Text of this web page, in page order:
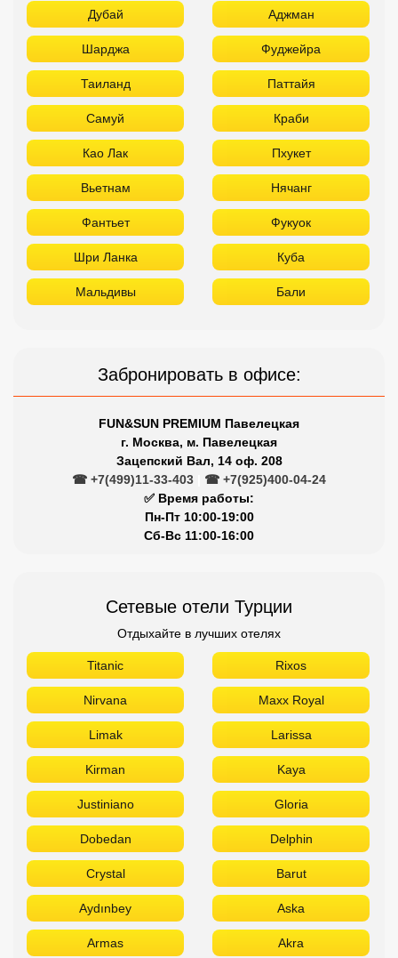
Дубай Аджман
Шарджа Фуджейра
Таиланд Паттайя
Самуй Краби
Као Лак Пхукет
Вьетнам Нячанг
Фантьет Фукуок
Шри Ланка Куба
Мальдивы Бали
Забронировать в офисе:
FUN&SUN PREMIUM Павелецкая
г. Москва, м. Павелецкая
Зацепский Вал, 14 оф. 208
☎ +7(499)11-33-403
☎ +7(925)400-04-24
✅ Время работы:
Пн-Пт 10:00-19:00
Сб-Вс 11:00-16:00
Сетевые отели Турции
Отдыхайте в лучших отелях
Titanic Rixos
Nirvana Maxx Royal
Limak Larissa
Kirman Kaya
Justiniano Gloria
Dobedan Delphin
Crystal Barut
Aydınbey Aska
Armas Akra